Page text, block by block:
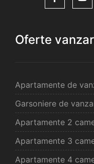
Oferte
Apartamente de
Garsoniere de
Apartamente 2
Apartamente 3
Apartamente 4